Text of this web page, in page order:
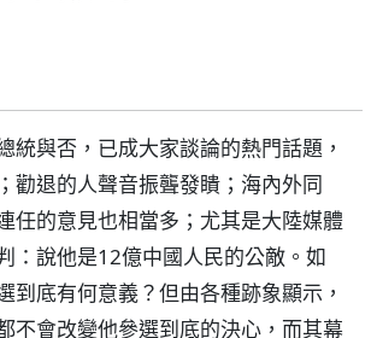
統與否，已成大家談論的熱門話題，
勸退的人聲音振聾發瞶；海內外同
任的意見也相當多；尤其是大陸媒體
：說他是12億中國人民的公敵。如
到底有何意義？但由各種跡象顯示，
不會改變他參選到底的決心，而其幕